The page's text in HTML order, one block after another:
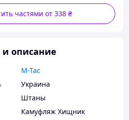
частями от 338 ₴
и описание
M-Tac
Украина
Штаны
Камуфляж Хищник